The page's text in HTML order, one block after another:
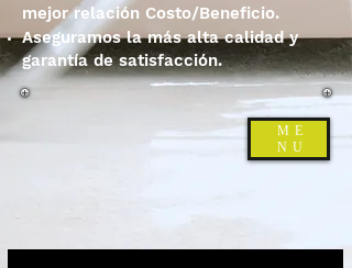
ME
NU
mejor relación Costo/Beneficio.
Aseguramos la más alta calidad y
garantía de satisfacción.